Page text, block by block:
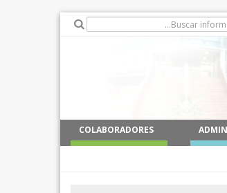
COLABORADORES